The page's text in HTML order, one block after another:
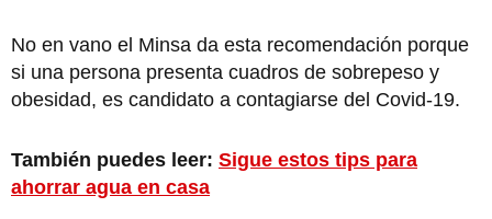
No en vano el Minsa da esta recomendación porque
si una persona presenta cuadros de sobrepeso y
obesidad, es candidato a contagiarse del Covid-19.
También puedes leer: Sigue estos tips para
ahorrar agua en casa